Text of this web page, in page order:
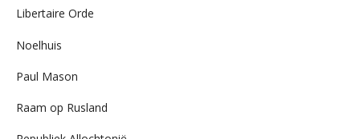
Libertaire Orde
Noelhuis
Paul Mason
Raam op Rusland